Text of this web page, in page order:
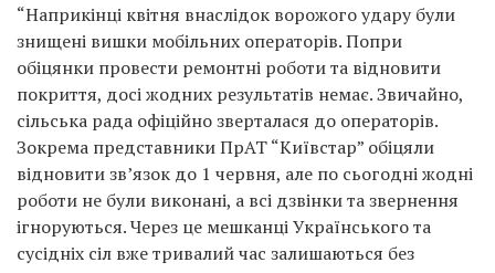
“Наприкінці квітня внаслідок ворожого удару були
знищені вишки мобільних операторів. Попри
обіцянки провести ремонтні роботи та відновити
покриття, досі жодних результатів немає. Звичайно,
сільська рада офіційно зверталася до операторів.
Зокрема представники ПрАТ “Київстар” обіцяли
відновити зв’язок до 1 червня, але по сьогодні жодні
роботи не були виконані, а всі дзвінки та звернення
ігноруються. Через це мешканці Українського та
сусідніх сіл вже тривалий час залишаються без